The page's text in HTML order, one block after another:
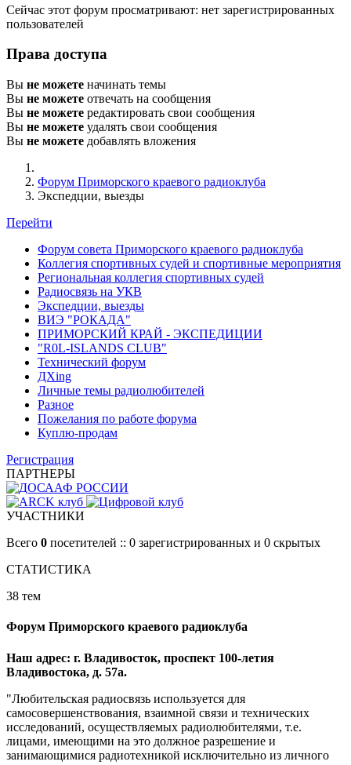
Сейчас этот форум просматривают: нет зарегистрированных
пользователей
Права доступа
Вы не можете начинать темы
Вы не можете отвечать на сообщения
Вы не можете редактировать свои сообщения
Вы не можете удалять свои сообщения
Вы не можете добавлять вложения
Форум Приморского краевого радиоклуба
Экспедции, выезды
Перейти
Форум совета Приморского краевого радиоклуба
Коллегия спортивных судей и спортивные мероприятия
Региональная коллегия спортивных судей
Радиосвязь на УКВ
Экспедции, выезды
ВИЭ "РОКАДА"
ПРИМОРСКИЙ КРАЙ - ЭКСПЕДИЦИИ
"R0L-ISLANDS CLUB"
Технический форум
ДХing
Личные темы радиолюбителей
Разное
Пожелания по работе форума
Куплю-продам
Регистрация
ПАРТНЕРЫ
УЧАСТНИКИ
Всего 0 посетителей :: 0 зарегистрированных и 0 скрытых
СТАТИСТИКА
38 тем
Форум Приморского краевого радиоклуба
Наш адрес: г. Владивосток, проспект 100-летия
Владивостока, д. 57а.
"Любительская радиосвязь используется для
самосовершенствования, взаимной связи и технических
исследований, осуществляемых радиолюбителями, т.е.
лицами, имеющими на это должное разрешение и
занимающимися радиотехникой исключительно из личного